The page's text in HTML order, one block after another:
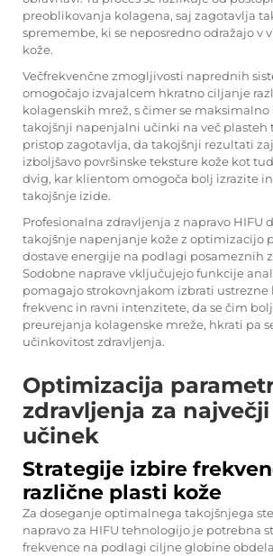
preoblikovanja kolagena, saj zagotavlja
spremembe, ki se neposredno odražajo v
kože.
Večfrekvenčne zmogljivosti naprednih
omogočajo izvajalcem hkratno ciljanje
kolagenskih mrež, s čimer se
takojšnji napenjalni učinki na več plasteh
pristop zagotavlja, da takojšnji rezultati
izboljšavo površinske teksture kože kot
dvig, kar klientom omogoča bolj izrazite
takojšnje izide.
Profesionalna zdravljenja z napravo HIFU
takojšnje napenjanje kože z optimizacijo
dostave energije na podlagi posameznih
Sodobne naprave vključujejo funkcije
pomagajo strokovnjakom izbrati
frekvenc in ravni intenzitete, da se čim
preurejanja kolagenske mreže, hkrati pa
učinkovitost zdravljenja.
Optimizacija
zdravljenja za
učinek
Strategije izbire
različne plasti kože
Za doseganje optimalnega takojšnjega
napravo za HIFU tehnologijo je potrebna
frekvence na podlagi ciljne globine